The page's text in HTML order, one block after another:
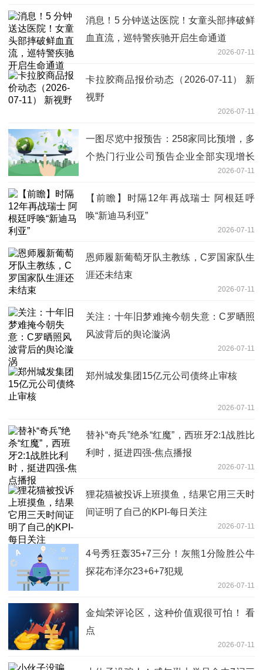
消息！5 分钟送达医院！女童头部摔破鲜
血直流，巡特警疾驰开启生命通道
2026-07-11
卡拉胶商品报价动态（2026-07-11） 新
视野
2026-07-11
一图尽览中报预告：258家同比预增，多
个热门行业公司预告企业全部实现增长
2026-07-11
【前瞻】时隔12年再战瑞士 阿根廷呼
唤“新迪马利亚”
2026-07-11
恩师履新葡萄牙队主教练，C罗国家队生
涯还未结束
2026-07-11
关注：十年旧梦难掩今朝失意：C罗晒照
风波背后的舆论漩涡
2026-07-11
郑州城发集团15亿元公司债终止审核
2026-07-11
替补“奇兵”绝杀“红魔”，西班牙2:1战胜比
利时，挺进四强-焦点播报
2026-07-11
狸花猫被投诉上班摸鱼，结果它用三天时
间证明了自己的KPI-每日关注
2026-07-11
4号秀狂轰35+7三分！灰熊1分险胜公牛
探花布泽尔23+6+7犯规
2026-07-11
金灿荣评论区，这种价值观很可怕！ 看
点
2026-07-11